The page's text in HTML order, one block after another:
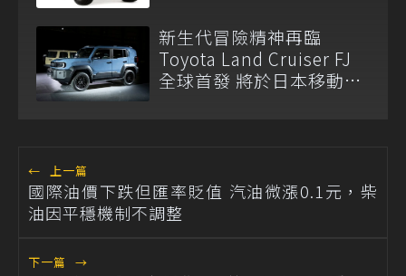
新生代冒險精神再臨
Toyota Land Cruiser FJ
全球首發 將於日本移動展
← 上一篇
國際油價下跌但匯率貶值 汽油微漲0.1元，柴
油因平穩機制不調整
下一篇 →